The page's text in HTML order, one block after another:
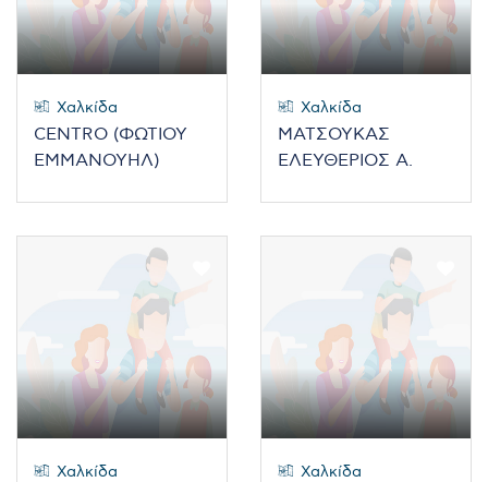
Χαλκίδα
CENTRO (ΦΩΤΙΟΥ
ΕΜΜΑΝΟΥΗΛ)
Χαλκίδα
ΜΑΤΣΟΥΚΑΣ
ΕΛΕΥΘΕΡΙΟΣ Α.
Χαλκίδα Χαλκίδα